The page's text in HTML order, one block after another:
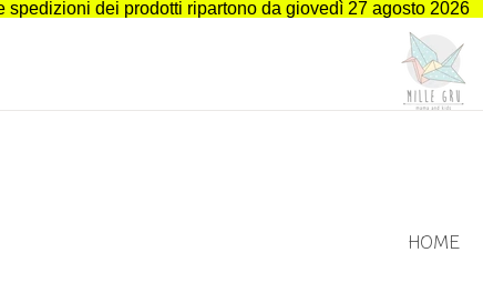
spedizioni dei prodotti ripartono da giovedì 27 agosto 2026
HOME